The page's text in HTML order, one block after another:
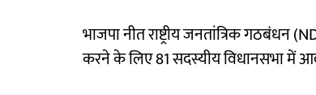
भाजपा नीत राष्ट्रीय जनतांत्रिक
करने के लिए 81 सदस्यीय विधानसभा में